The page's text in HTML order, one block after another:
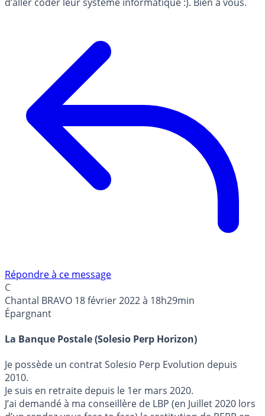
Répondre à ce message
C
Chantal BRAVO 18 février 2022 à 18h29min
Épargnant
La Banque Postale (Solesio Perp Horizon)
Je possède un contrat Solesio Perp Evolution depuis
2010.
Je suis en retraite depuis le 1er mars 2020.
J’ai demandé à ma conseillère de LBP (en Juillet 2020 lors